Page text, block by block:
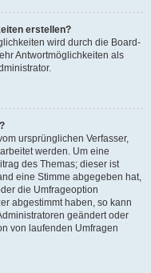
erstellen?
wird durch die Board-
Antwortmöglichkeiten als
ursprünglichen Verfasser,
werden. Um eine
des Themas; dieser ist
eine Stimme abgegeben hat,
die Umfrageoption
abgestimmt haben, so kann
geändert oder
von laufenden Umfragen